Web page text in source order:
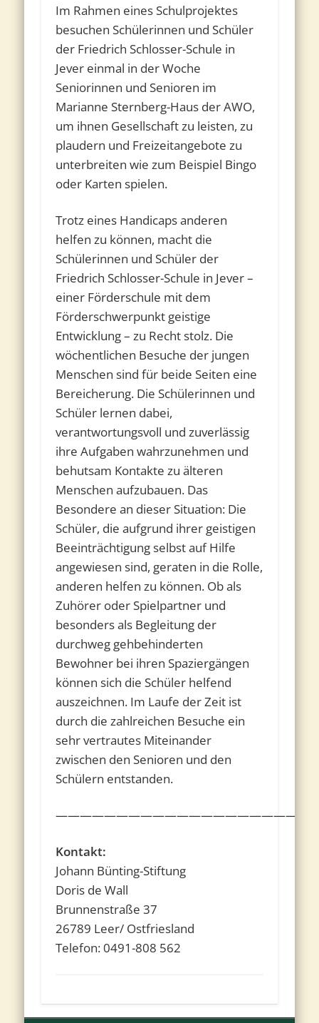
Im Rahmen eines Schulprojektes
besuchen Schülerinnen und Schüler
der Friedrich Schlosser-Schule in
Jever einmal in der Woche
Seniorinnen und Senioren im
Marianne Sternberg-Haus der AWO,
um ihnen Gesellschaft zu leisten, zu
plaudern und Freizeitangebote zu
unterbreiten wie zum Beispiel Bingo
oder Karten spielen.
Trotz eines Handicaps anderen
helfen zu können, macht die
Schülerinnen und Schüler der
Friedrich Schlosser-Schule in Jever –
einer Förderschule mit dem
Förderschwerpunkt geistige
Entwicklung – zu Recht stolz. Die
wöchentlichen Besuche der jungen
Menschen sind für beide Seiten eine
Bereicherung. Die Schülerinnen und
Schüler lernen dabei,
verantwortungsvoll und zuverlässig
ihre Aufgaben wahrzunehmen und
behutsam Kontakte zu älteren
Menschen aufzubauen. Das
Besondere an dieser Situation: Die
Schüler, die aufgrund ihrer geistigen
Beeinträchtigung selbst auf Hilfe
angewiesen sind, geraten in die Rolle,
anderen helfen zu können. Ob als
Zuhörer oder Spielpartner und
besonders als Begleitung der
durchweg gehbehinderten
Bewohner bei ihren Spaziergängen
können sich die Schüler helfend
auszeichnen. Im Laufe der Zeit ist
durch die zahlreichen Besuche ein
sehr vertrautes Miteinander
zwischen den Senioren und den
Schülern entstanden.
————————————————————
Kontakt:
Johann Bünting-Stiftung
Doris de Wall
Brunnenstraße 37
26789 Leer/ Ostfriesland
Telefon: 0491-808 562